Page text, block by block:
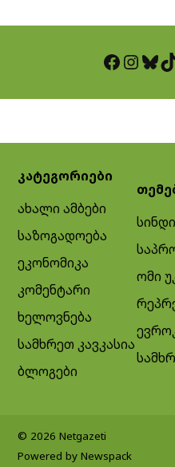
Facebook InstagramBluesky TikTok
კატეგორიები
ახალი ამბები
საზოგადოება
ეკონომიკა
კომენტარი
ხელოვნება
სამხრეთ კავკასია
ბლოგები
ომი
© 2026 Netgazeti
Powered by Newspack